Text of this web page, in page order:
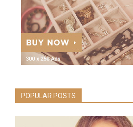
POPULAR POSTS